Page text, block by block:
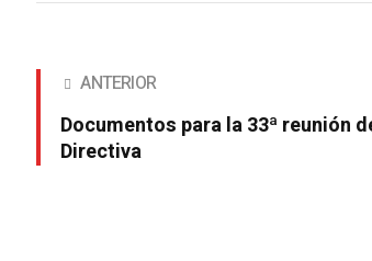
ANTERIOR
Documentos para la 33ª reunión
Directiva